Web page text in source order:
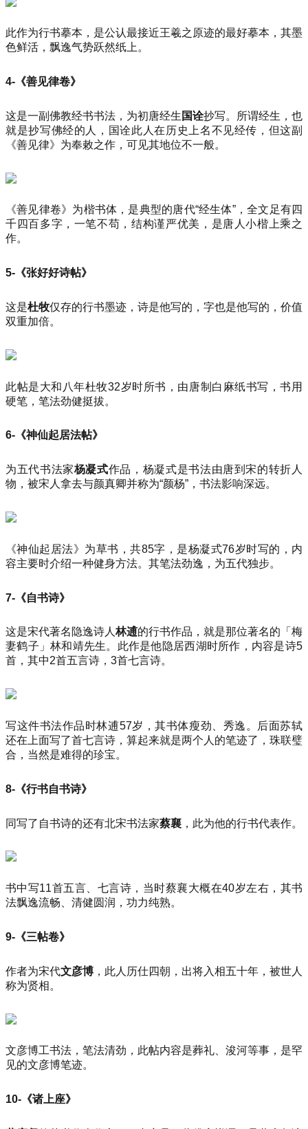
此作为行书摹本，是公认最接近王羲之原迹的最好摹本，其墨
色鲜活，飘逸气势跃然纸上。
4-《善见律卷》
这是一副佛教经书书法，为初唐经生 国诠抄写。所谓经生，也
就是抄写佛经的人，国诠此人在历史上名不见经传，但这副
《善见律》为奉敕之作，可见其地位不一般。
《善见律卷》为楷书体，是典型的唐代“经生体”，全文足有四
千四百多字，一笔不苟，结构谨严优美，是唐人小楷上乘之
作。
5-《张好好诗帖》
这是杜牧仅存的行书墨迹，诗是他写的，字也是他写的，价值
双重加倍。
此帖是大和八年杜牧32岁时所书，由唐制白麻纸书写，书用
硬笔，笔法劲健挺拔。
6-《神仙起居法帖》
为五代书法家杨凝式作品，杨凝式是书法由唐到宋的转折人
物，被宋人拿去与颜真卿并称为“颜杨”，书法影响深远。
《神仙起居法》为草书，共85字，是杨凝式76岁时写的，内
容主要时介绍一种健身方法。其笔法劲逸，为五代独步。
7-《自书诗》
这是宋代著名隐逸诗人林逋的行书作品，就是那位著名的「梅
妻鹤子」林和靖先生。此作是他隐居西湖时所作，内容是诗5
首，其中2首五言诗，3首七言诗。
写这件书法作品时林逋57岁，其书体瘦劲、秀逸。后面苏轼
还在上面写了首七言诗，算起来就是两个人的笔迹了，珠联璧
合，当然是难得的珍宝。
8-《行书自书诗》
同写了自书诗的还有北宋书法家蔡襄 ，此为他的行书代表作。
书中写11首五言、七言诗，当时蔡襄大概在40岁左右，其书
法飘逸流畅、清健圆润，功力纯熟。
9-《三帖卷》
作者为宋代文彦博 ，此人历仕四朝，出将入相五十年，被世人
称为贤相。
文彦博工书法，笔法清劲，此帖内容是葬礼、浚河等事，是罕
见的文彦博笔迹。
10-《诸上座》